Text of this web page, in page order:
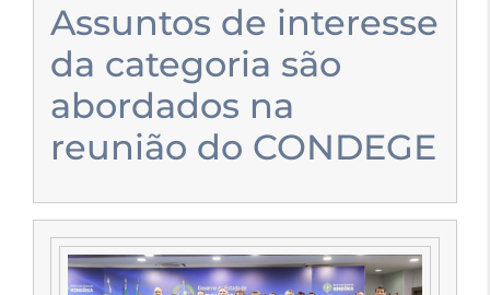
Assuntos de interesse
da categoria são
abordados na
reunião do CONDEGE